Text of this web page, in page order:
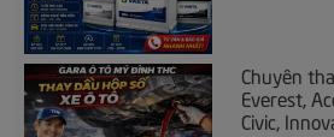
Chuyên
Everest,
Civic,